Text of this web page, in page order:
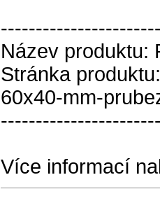
Název produktu:
Stránka
60x40-mm-
Více informací